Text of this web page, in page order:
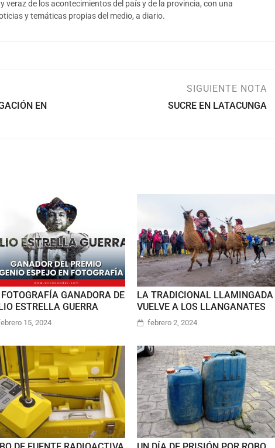
veraz de los acontecimientos del país y de la provincia, con una
y temáticas propias del medio, a diario.
EN
SIGUIENTE NOTA
SUCRE EN LATACUNGA
GANADORA DE
ESTRELLA GUERRA
15, 2024
LA TRADICIONAL LLAMINGADA
VUELVE A LOS LLANGANATES
febrero 2, 2024